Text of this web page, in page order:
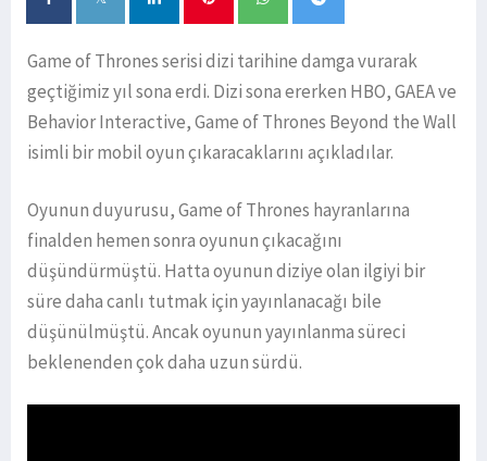
Game of Thrones serisi dizi tarihine damga vurarak
geçtiğimiz yıl sona erdi. Dizi sona ererken HBO, GAEA ve
Behavior Interactive, Game of Thrones Beyond the Wall
isimli bir mobil oyun çıkaracaklarını açıkladılar.
Oyunun duyurusu, Game of Thrones hayranlarına
finalden hemen sonra oyunun çıkacağını
düşündürmüştü. Hatta oyunun diziye olan ilgiyi bir
süre daha canlı tutmak için yayınlanacağı bile
düşünülmüştü. Ancak oyunun yayınlanma süreci
beklenenden çok daha uzun sürdü.